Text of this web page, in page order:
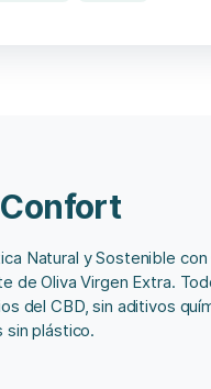
Natural y Sostenible con
de Oliva Virgen Extra.
del CBD, sin aditivos
sin plástico.